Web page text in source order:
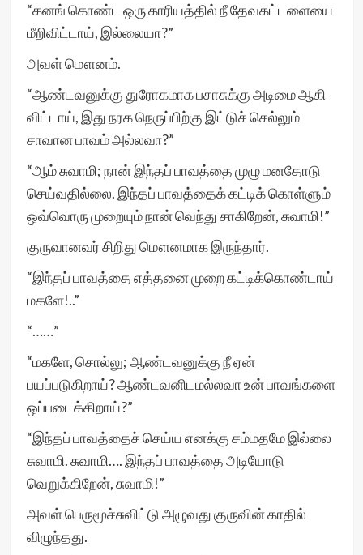
“கனங் கொண்ட ஒரு காரியத்தில் நீ தேவகட்டளையை
மீறிவிட்டாய், இல்லையா?”
அவள் மௌனம்.
“ஆண்டவனுக்கு துரோகமாக பசாசுக்கு அடிமை ஆகி
விட்டாய், இது நரக நெருப்பிற்கு இட்டுச் செல்லும்
சாவான பாவம் அல்லவா?”
“ஆம் சுவாமி; நான் இந்தப் பாவத்தை முழு மனதோடு
செய்வதில்லை. இந்தப் பாவத்தைக் கட்டிக் கொள்ளும்
ஒவ்வொரு முறையும் நான் வெந்து சாகிறேன், சுவாமி!”
குருவானவர் சிறிது மௌனமாக இருந்தார்.
“இந்தப் பாவத்தை எத்தனை முறை கட்டிக்கொண்டாய்
மகளே!..”
“……”
“மகளே, சொல்லு; ஆண்டவனுக்கு நீ ஏன்
பயப்படுகிறாய்? ஆண்டவனிடமல்லவா உன் பாவங்களை
ஒப்படைக்கிறாய்?”
“இந்தப் பாவத்தைச் செய்ய எனக்கு சம்மதமே இல்லை
சுவாமி. சுவாமி…. இந்தப் பாவத்தை அடியோடு
வெறுக்கிறேன், சுவாமி!”
அவள் பெருமூச்சுவிட்டு அழுவது குருவின் காதில்
விழுந்தது.